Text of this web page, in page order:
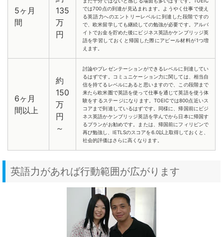
5ヶ月
間
135
万
円
では700点の到達が見込まれます。ようやく仕事で使え
る英語力へのエントリーレベルに到達した段階ですの
で、欧米留学しても継続しての勉強が必要です。アルバ
イトでお金を貯めた後にビジネス英語かケンブリッジ英
語を学習しておくと帰国した際にアピール材料が1つ増
えます。
6ヶ月
間以上
約
150
万
円
～
討論やプレゼンテーションができるレベルに到達してい
るはずです。コミュニケーション力に関しては、相当自
信を持てるレベルにあると思いますので、この段階まで
来たら欧米圏で英語を使って仕事を通じて英語を使う体
験をするステージになります。TOEICでは800点近いス
コアまで到達しているはずです。同様に、帰国前にビジ
ネス英語かケンブリッジ英語を学んでから日本に帰国す
るプランがお勧めです。または、帰国前にフィリピンで
再び勉強し、IETLSのスコアを6.0以上取得しておくと、
社会的評価はさらに高くなります。
英語力があれば行動範囲が広がります